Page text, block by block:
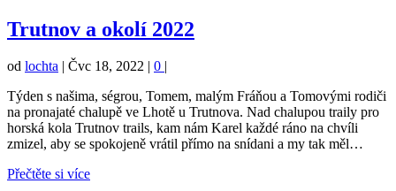
Trutnov a okolí 2022
od lochta | Čvc 18, 2022 | 0 |
Týden s našima, ségrou, Tomem, malým Fráňou a Tomovými rodiči
na pronajaté chalupě ve Lhotě u Trutnova. Nad chalupou traily pro
horská kola Trutnov trails, kam nám Karel každé ráno na chvíli
zmizel, aby se spokojeně vrátil přímo na snídani a my tak měl…
Přečtěte si více